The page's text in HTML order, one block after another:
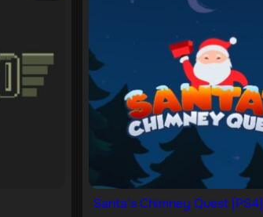
Santa’s Chimney Quest [PS4]